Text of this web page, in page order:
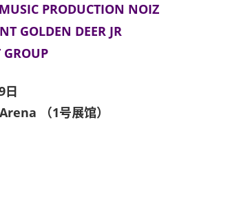
PRODUCTION NOIZ
GOLDEN DEER JR
GROUP
日
（1号展馆）